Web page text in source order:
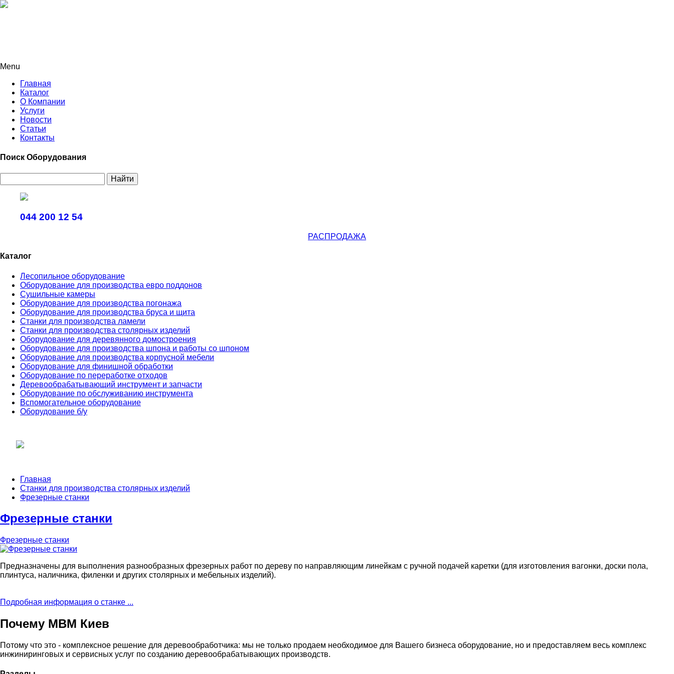
Menu
Главная
Каталог
О Компании
Услуги
Новости
Статьи
Контакты
Поиск Оборудования
Найти
044 200 12 54
РАСПРОДАЖА
Каталог
Лесопильное оборудование
Оборудование для производства евро поддонов
Сушильные камеры
Оборудование для производства погонажа
Оборудование для производства бруса и щита
Станки для производства ламели
Станки для производства столярных изделий
Оборудование для деревянного домостроения
Оборудование для производства шпона и работы со шпоном
Оборудование для производства корпусной мебели
Оборудование для финишной обработки
Оборудование по переработке отходов
Деревообрабатывающий инструмент и запчасти
Оборудование по обслуживанию инструмента
Вспомогательное оборудование
Оборудование б/у
Главная
Станки для производства столярных изделий
Фрезерные станки
Фрезерные станки
Фрезерные станки
Предназначены для выполнения разнообразных фрезерных работ по дереву по направляющим линейкам с ручной подачей каретки (для изготовления вагонки, доски пола,
плинтуса, наличника, филенки и других столярных и мебельных изделий).
Подробная информация о станке ...
Почему МВМ Киев
Потому что это - комплексное решение для деревообработчика: мы не только продаем необходимое для Вашего бизнеса оборудование, но и предоставляем весь комплекс
инжиниринговых и сервисных услуг по созданию деревообрабатывающих производств.